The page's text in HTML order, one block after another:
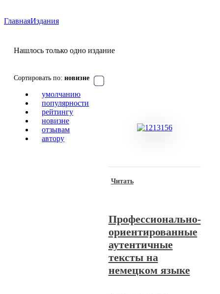
ГлавнаяИздания
Нашлось только одно издание
Сортировать по: новизне
умолчанию
популярности
рейтингу
новизне
отзывам
автору
Профессионально-
ориентированные
аутентичные
тексты на
немецком языке
Читать